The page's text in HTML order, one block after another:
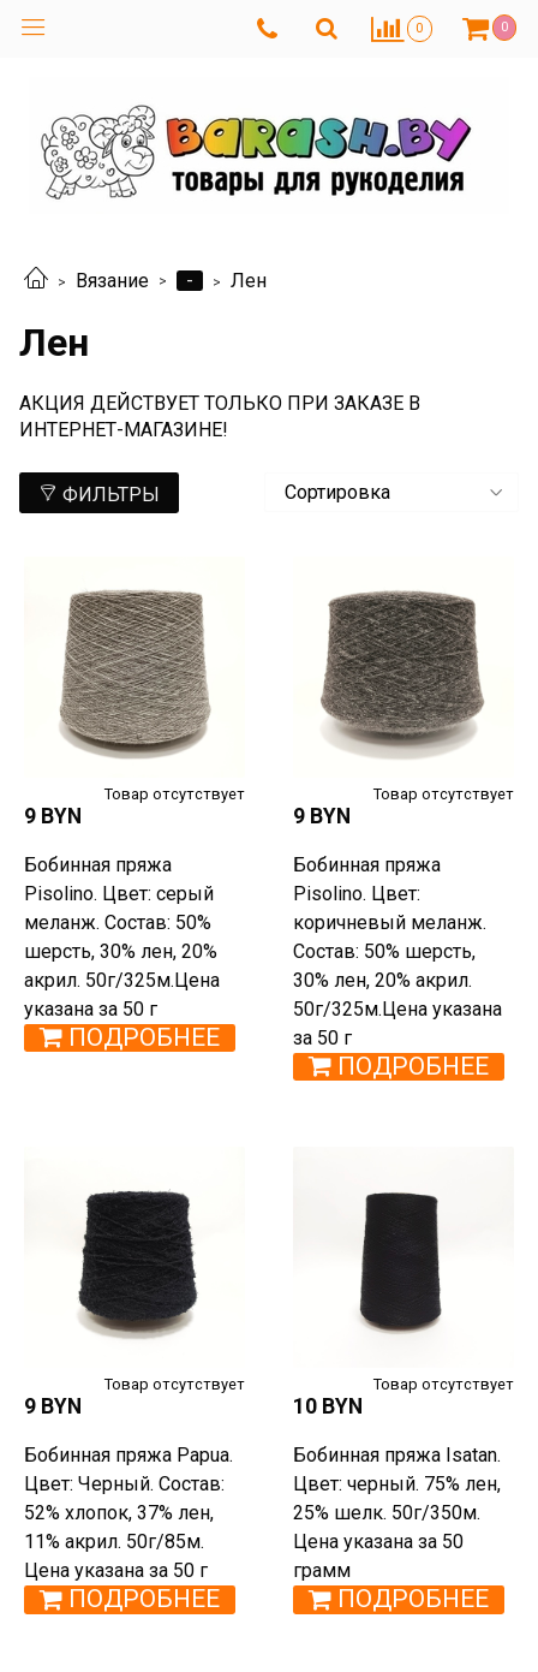
0 0
Вязание - Лен
Лен
АКЦИЯ ДЕЙСТВУЕТ ТОЛЬКО ПРИ ЗАКАЗЕ В
ИНТЕРНЕТ-МАГАЗИНЕ!
ФИЛЬТРЫ
Товар отсутствует
9 BYN
Бобинная пряжа
Pisolino. Цвет: серый
меланж. Состав: 50%
шерсть, 30% лен, 20%
акрил. 50г/325м.Цена
указана за 50 г
ПОДРОБНЕЕ
Товар отсутствует
9 BYN
Бобинная пряжа
Pisolino. Цвет:
коричневый меланж.
Состав: 50% шерсть,
30% лен, 20% акрил.
50г/325м.Цена указана
за 50 г
ПОДРОБНЕЕ
Товар отсутствует
9 BYN
Бобинная пряжа Papua.
Цвет: Черный. Состав:
52% хлопок, 37% лен,
11% акрил. 50г/85м.
Цена указана за 50 г
ПОДРОБНЕЕ
Товар отсутствует
10 BYN
Бобинная пряжа Isatan.
Цвет: черный. 75% лен,
25% шелк. 50г/350м.
Цена указана за 50
грамм
ПОДРОБНЕЕ